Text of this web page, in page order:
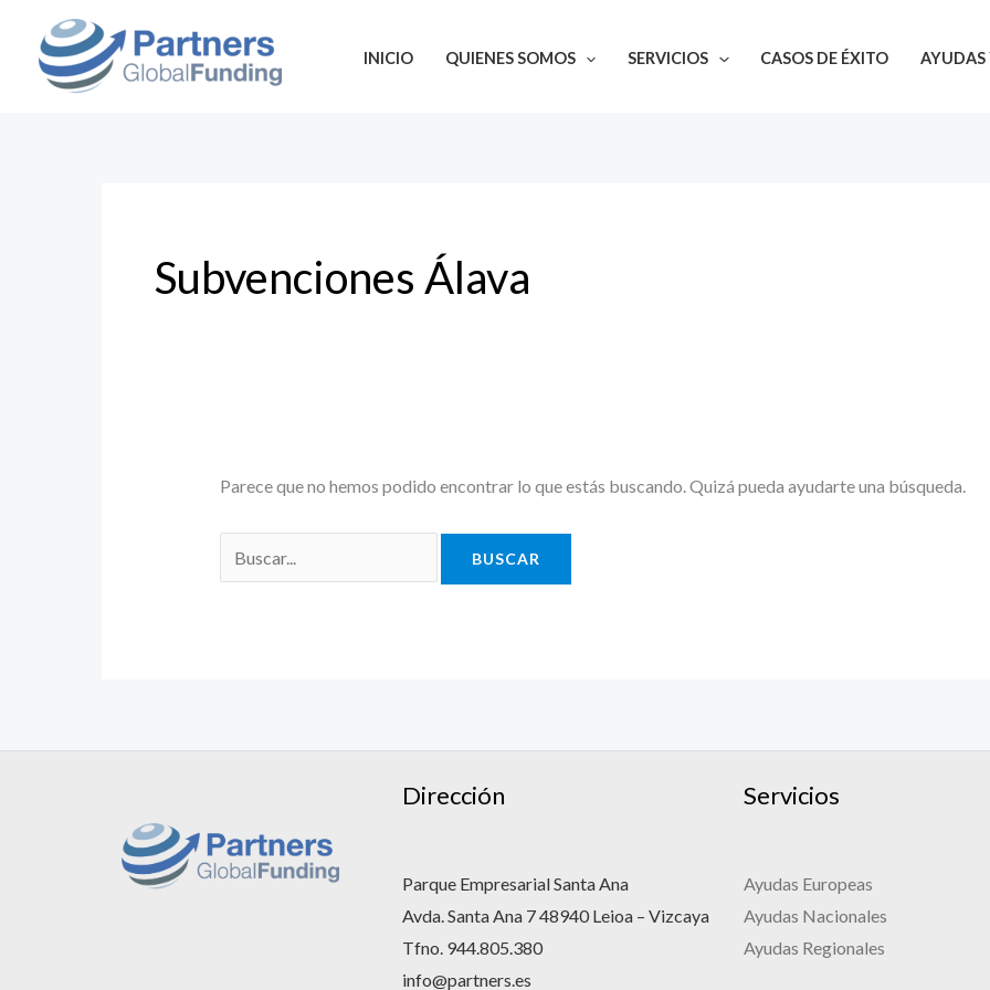
contenido
INICIO QUIENES SOMOS SERVICIOS CASOS DE ÉXITO AYUDAS
Subvenciones Álava
Parece que no hemos podido encontrar lo que estás buscando. Quizá pueda ayudarte una búsqueda.
por:
Dirección
Parque Empresarial Santa Ana
Avda. Santa Ana 7 48940 Leioa – Vizcaya
Tfno. 944.805.380
info@partners.es
Servicios
Ayudas Europeas
Ayudas Nacionales
Ayudas Regionales